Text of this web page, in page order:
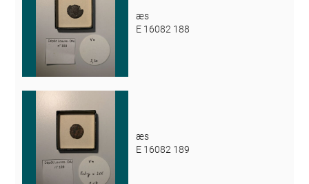
æs
E 16082 188
æs
E 16082 189